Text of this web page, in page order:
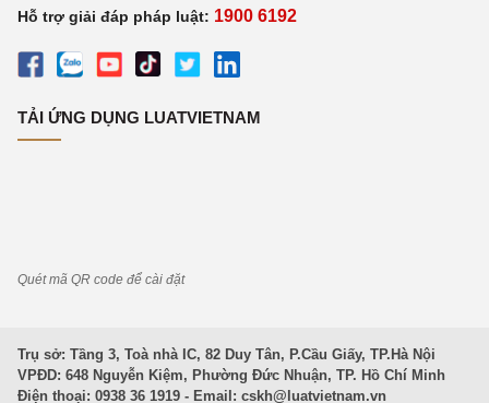
Hỗ trợ giải đáp pháp luật: 1900 6192
TẢI ỨNG DỤNG LUATVIETNAM
Quét mã QR code để cài đặt
Trụ sở: Tầng 3, Toà nhà IC, 82 Duy Tân, P.Cầu Giấy, TP.Hà Nội
VPĐD: 648 Nguyễn Kiệm, Phường Đức Nhuận, TP. Hồ Chí Minh
Điện thoại: 0938 36 1919 - Email: cskh@luatvietnam.vn